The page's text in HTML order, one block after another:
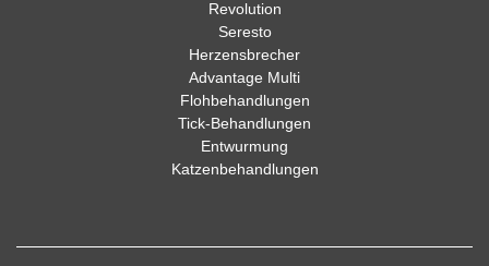
Seresto
Herzensbrecher
Advantage Multi
Flohbehandlungen
Tick-Behandlungen
Entwurmung
Katzenbehandlungen